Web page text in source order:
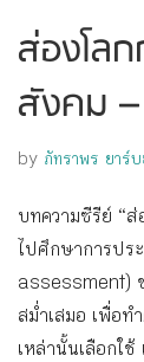
ส่องโล
สังคม –
by ภัทราพร ยาร์บ
บทความซีรีย์ “ส่
ไปศึกษาการป
assessment)
สม่ำเสมอ เพื่อท
เหล่านั้นเลือกใ